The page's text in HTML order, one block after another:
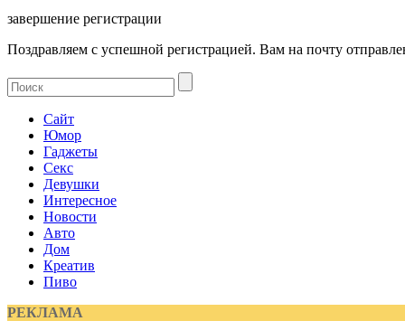
завершение регистрации
Поздравляем с успешной регистрацией. Вам на почту
Сайт
Юмор
Гаджеты
Секс
Девушки
Интересное
Новости
Авто
Дом
Креатив
Пиво
РЕКЛАМА